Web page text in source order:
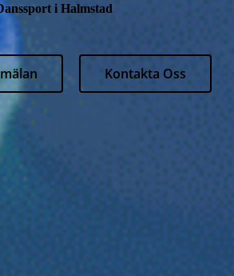
i Halmstad
Kontakta Oss